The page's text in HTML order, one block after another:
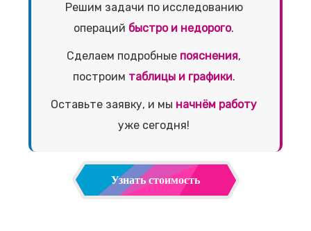
Решим задачи по исследованию
операций быстро и недорого.
Сделаем подробные пояснения,
построим таблицы и графики.
Оставьте заявку, и мы начнём работу
уже сегодня!
Узнать стоимость